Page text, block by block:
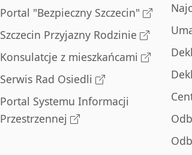
Portal "Bezpieczny Szczecin"
Szczecin Przyjazny Rodzinie
Konsulatcje z mieszkańcami
Serwis Rad Osiedli
Portal Systemu Informacji
Przestrzennej